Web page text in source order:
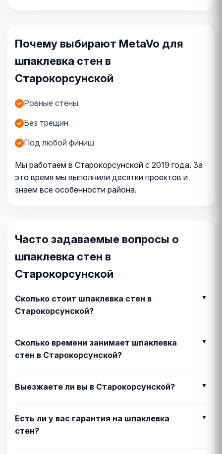
Почему выбирают MetaVo для
шпаклевка стен в
Старокорсунской
Ровные стены
Без трещин
Под любой финиш
Мы работаем в Старокорсунской с 2019 года. За
это время мы выполнили десятки проектов и
знаем все особенности района.
Часто задаваемые вопросы о
шпаклевка стен в
Старокорсунской
Сколько стоит шпаклевка стен в
Старокорсунской?
Сколько времени занимает шпаклевка
стен в Старокорсунской?
Выезжаете ли вы в Старокорсунской?
Есть ли у вас гарантия на шпаклевка
стен?